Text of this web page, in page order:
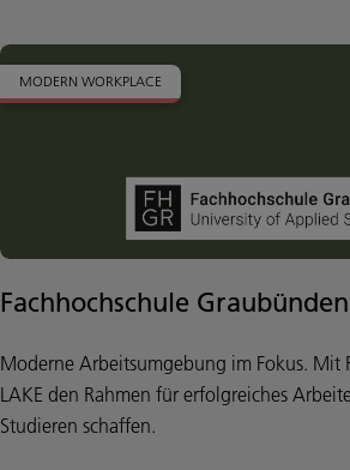
MODERN WORKPLACE
Fachhochschule Graubünden
Moderne Arbeitsumgebung im Fokus. Mit
LAKE den Rahmen für erfolgreiches
Studieren schaffen.